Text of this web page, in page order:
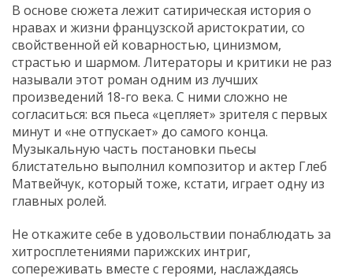
В основе сюжета лежит сатирическая история о
нравах и жизни французской аристократии, со
свойственной ей коварностью, цинизмом,
страстью и шармом. Литераторы и критики не раз
называли этот роман одним из лучших
произведений 18-го века. С ними сложно не
согласиться: вся пьеса «цепляет» зрителя с первых
минут и «не отпускает» до самого конца.
Музыкальную часть постановки пьесы
блистательно выполнил композитор и актер Глеб
Матвейчук, который тоже, кстати, играет одну из
главных ролей.
Не откажите себе в удовольствии понаблюдать за
хитросплетениями парижских интриг,
сопереживать вместе с героями, наслаждаясь